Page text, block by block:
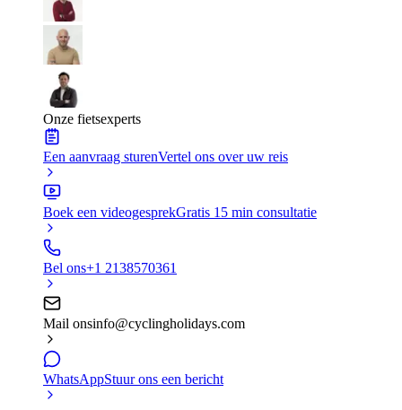
Onze fietsexperts
Een aanvraag sturenVertel ons over uw reis
Boek een videogesprekGratis 15 min consultatie
Bel ons+1 2138570361
Mail onsinfo@cyclingholidays.com
WhatsAppStuur ons een bericht